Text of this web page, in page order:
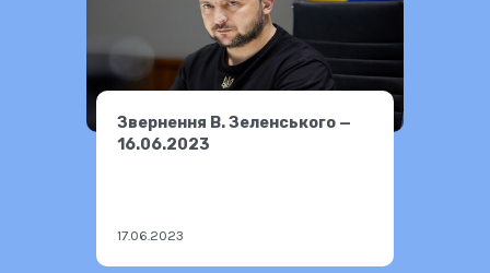
Звернення В. Зеленського —
16.06.2023
17.06.2023